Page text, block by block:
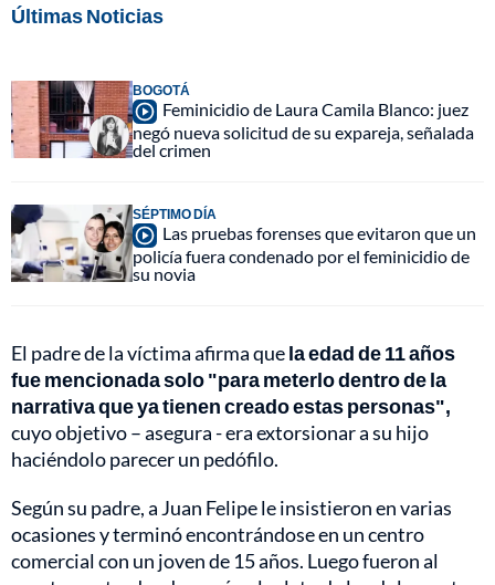
Últimas Noticias
BOGOTÁ
Feminicidio de Laura Camila Blanco: juez
negó nueva solicitud de su expareja, señalada
del crimen
SÉPTIMO DÍA
Las pruebas forenses que evitaron que un
policía fuera condenado por el feminicidio de
su novia
El padre de la víctima afirma quela edad de 11 años
fue mencionada solo "para meterlo dentro de la
narrativa que ya tienen creado estas personas",
cuyo objetivo – asegura - era extorsionar a su hijo
haciéndolo parecer un pedófilo.
Según su padre, a Juan Felipe le insistieron en varias
ocasiones y terminó encontrándose en un centro
comercial con un joven de 15 años. Luego fueron al